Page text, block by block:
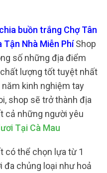
buồn trắng Chợ Tân
Tận Nhà Miễn PhíShop
số những địa điểm
lượng tốt tuyệt nhất
kinh nghiệm tay
shop sẽ trở thành địa
cả những người yêu
Tại Cà Mau
có thể chọn lựa từ 1
đa chủng loại như hoả